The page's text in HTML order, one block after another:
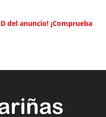
del anuncio! ¡Comprueba